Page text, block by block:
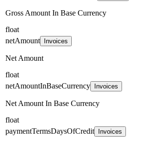
Gross Amount In Base Currency
float
netAmount
Invoices
Net Amount
float
netAmountInBaseCurrency
Invoices
Net Amount In Base Currency
float
paymentTermsDaysOfCredit
Invoices